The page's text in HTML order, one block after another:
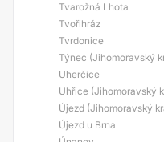
Tvarožná Lhota
Tvořihráz
Tvrdonice
Týnec (Jihomoravský
Uherčice
Uhřice (Jihomoravský
Újezd (Jihomoravský
Újezd u Brna